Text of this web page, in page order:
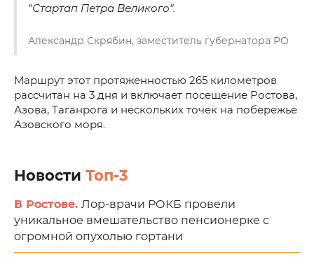
"Стартап Петра Великого".
Александр Скрябин, заместитель губернатора РО
Маршрут этот протяженностью 265 километров
рассчитан на 3 дня и включает посещение Ростова,
Азова, Таганрога и нескольких точек на побережье
Азовского моря.
Новости Топ-3
В Ростове. Лор-врачи РОКБ провели
уникальное вмешательство пенсионерке с
огромной опухолью гортани